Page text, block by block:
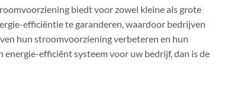
biedt voor zowel kleine als grote
efficiëntie te garanderen, waardoor bedrijven
hun stroomvoorziening verbeteren en hun
efficiënt systeem voor uw bedrijf, dan is de